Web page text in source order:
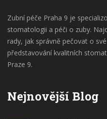
Zubní péče Praha 9 je
stomatologii a péči o zuby.
rady, jak správně pečovat o
představování kvalitních
Praze 9.
Nejnovější Blog